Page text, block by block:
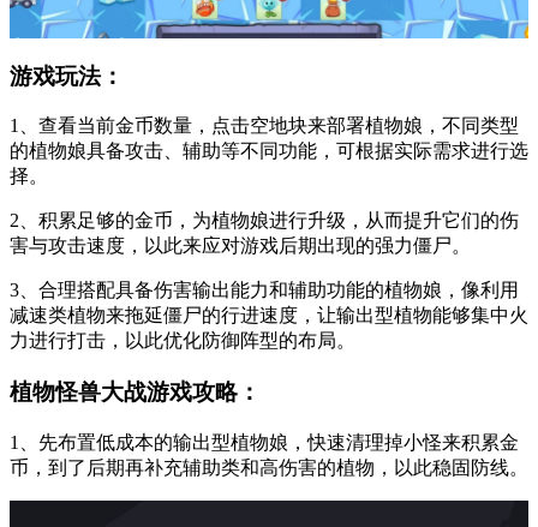
游戏玩法：
1、查看当前金币数量，点击空地块来部署植物娘，不同类型
的植物娘具备攻击、辅助等不同功能，可根据实际需求进行选
择。
2、积累足够的金币，为植物娘进行升级，从而提升它们的伤
害与攻击速度，以此来应对游戏后期出现的强力僵尸。
3、合理搭配具备伤害输出能力和辅助功能的植物娘，像利用
减速类植物来拖延僵尸的行进速度，让输出型植物能够集中火
力进行打击，以此优化防御阵型的布局。
植物怪兽大战游戏攻略：
1、先布置低成本的输出型植物娘，快速清理掉小怪来积累金
币，到了后期再补充辅助类和高伤害的植物，以此稳固防线。